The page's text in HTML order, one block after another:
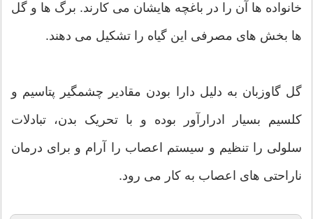
خانواده ها آن را در باغچه هایشان می کارند. برگ ها و گل
ها بخش های مصرفی این گیاه را تشکیل می دهند.
گل گاوزبان به دلیل دارا بودن مقادیر چشمگیر پتاسیم و
کلسیم بسیار ادرارآور بوده و با تحریک بدن، تبادلات
سلولی را تنظیم و سیستم اعصاب را آرام و برای درمان
ناراحتی های اعصاب به کار می رود.